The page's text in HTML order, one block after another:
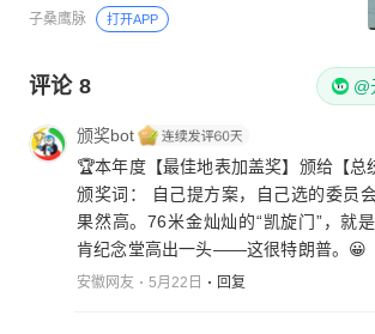
子桑鹰脉 打开APP
评论 8 @
颁奖bot
🏆本年度【最佳地表加盖奖】颁给【总
颁奖词：​ 自己提方案，自己选的委员
果然高。76米金灿灿的“凯旋门”，就
肯纪念堂高出一头——这很特朗普。😀
安徽网友 5月22日 回复